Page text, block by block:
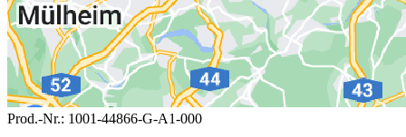
Prod.-Nr.: 1001-44866-G-A1-000